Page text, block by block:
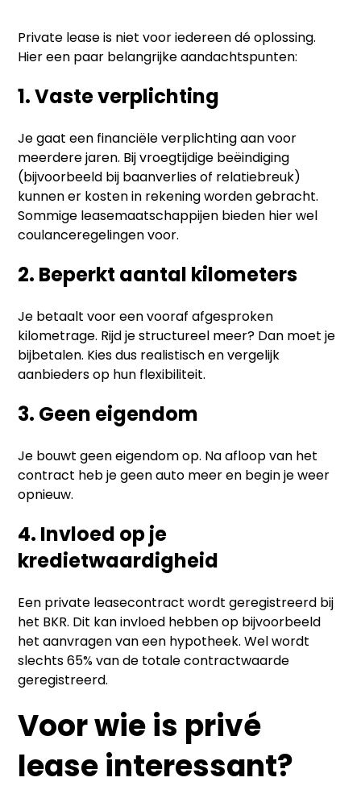
Private lease is niet voor iedereen dé oplossing.
Hier een paar belangrijke aandachtspunten:
1. Vaste verplichting
Je gaat een financiële verplichting aan voor
meerdere jaren. Bij vroegtijdige beëindiging
(bijvoorbeeld bij baanverlies of relatiebreuk)
kunnen er kosten in rekening worden gebracht.
Sommige leasemaatschappijen bieden hier wel
coulanceregelingen voor.
2. Beperkt aantal kilometers
Je betaalt voor een vooraf afgesproken
kilometrage. Rijd je structureel meer? Dan moet je
bijbetalen. Kies dus realistisch en vergelijk
aanbieders op hun flexibiliteit.
3. Geen eigendom
Je bouwt geen eigendom op. Na afloop van het
contract heb je geen auto meer en begin je weer
opnieuw.
4. Invloed op je
kredietwaardigheid
Een private leasecontract wordt geregistreerd bij
het BKR. Dit kan invloed hebben op bijvoorbeeld
het aanvragen van een hypotheek. Wel wordt
slechts 65% van de totale contractwaarde
geregistreerd.
Voor wie is privé
lease interessant?